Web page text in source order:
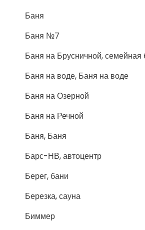
Баня
Баня №7
Баня на Брусничной, семейная
Баня на воде, Баня на воде
Баня на Озерной
Баня на Речной
Баня, Баня
Барс-НВ, автоцентр
Берег, бани
Березка, сауна
Биммер